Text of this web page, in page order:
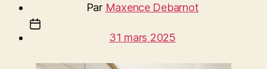
de
Par Maxence Debarnot
de
31 mars 2025